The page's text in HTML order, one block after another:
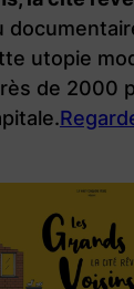
utopie
de 2000